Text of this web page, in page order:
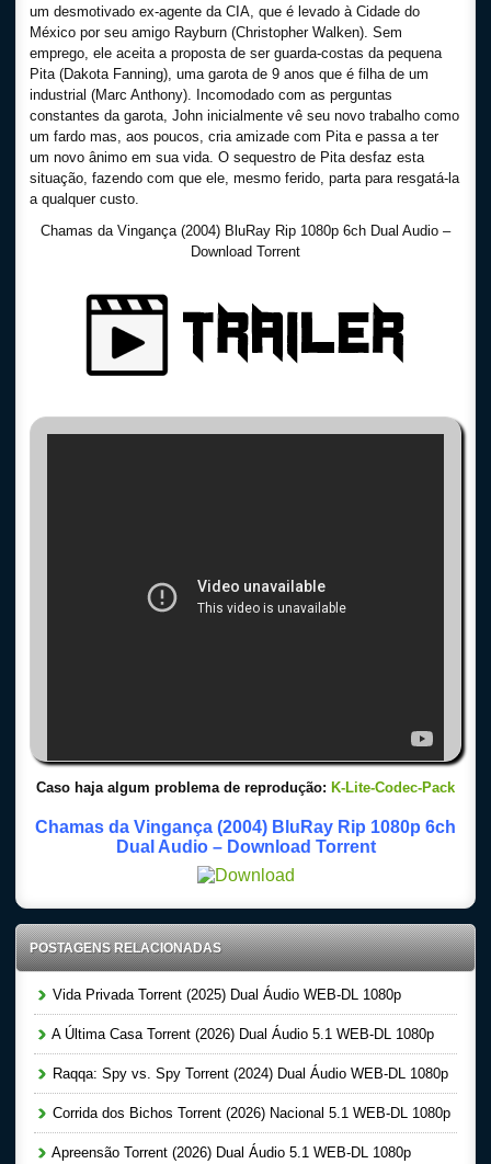
um desmotivado ex-agente da CIA, que é levado à Cidade do
México por seu amigo Rayburn (Christopher Walken). Sem
emprego, ele aceita a proposta de ser guarda-costas da pequena
Pita (Dakota Fanning), uma garota de 9 anos que é filha de um
industrial (Marc Anthony). Incomodado com as perguntas
constantes da garota, John inicialmente vê seu novo trabalho como
um fardo mas, aos poucos, cria amizade com Pita e passa a ter
um novo ânimo em sua vida. O sequestro de Pita desfaz esta
situação, fazendo com que ele, mesmo ferido, parta para resgatá-la
a qualquer custo.
Chamas da Vingança (2004) BluRay Rip 1080p 6ch Dual Audio –
Download Torrent
Caso haja algum problema de reprodução: K-Lite-Codec-Pack
Chamas da Vingança (2004) BluRay Rip 1080p 6ch
Dual Audio – Download Torrent
POSTAGENS RELACIONADAS
Vida Privada Torrent (2025) Dual Áudio WEB-DL 1080p
A Última Casa Torrent (2026) Dual Áudio 5.1 WEB-DL 1080p
Raqqa: Spy vs. Spy Torrent (2024) Dual Áudio WEB-DL 1080p
Corrida dos Bichos Torrent (2026) Nacional 5.1 WEB-DL 1080p
Apreensão Torrent (2026) Dual Áudio 5.1 WEB-DL 1080p